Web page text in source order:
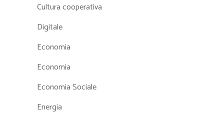
Cultura cooperativa
Digitale
Economia
Economia
Economia Sociale
Energia